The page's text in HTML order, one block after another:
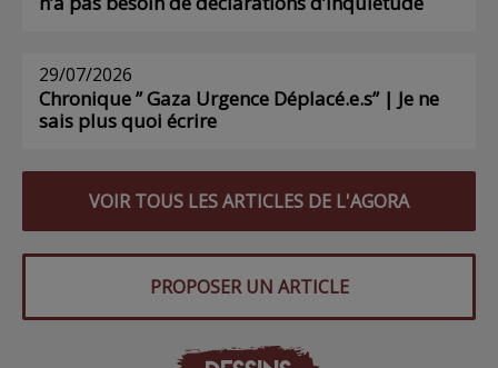
29/07/2026
Chronique ” Gaza Urgence Déplacé.e.s” | Je ne
sais plus quoi écrire
VOIR TOUS LES ARTICLES DE L'AGORA
PROPOSER UN ARTICLE